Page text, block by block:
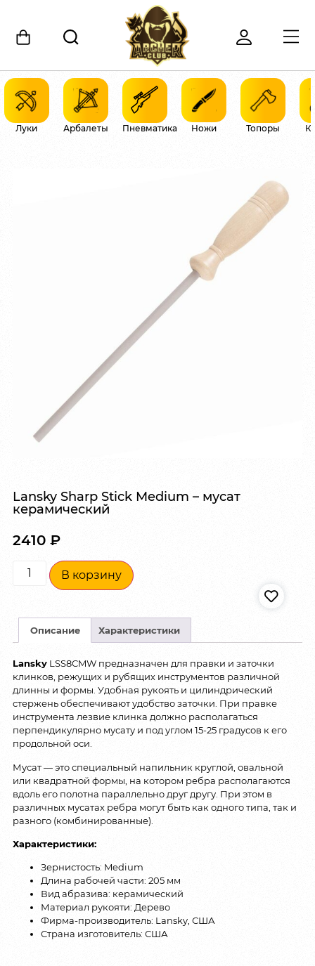
Луки Арбалеты Пневматика Ножи Топоры
Lansky Sharp Stick Medium – мусат
керамический
2410 ₽
В корзину
Описание Характеристики
Lansky LSS8CMW предназначен для правки и заточки
клинков, режущих и рубящих инструментов различной
длинны и формы. Удобная рукоять и цилиндрический
стержень обеспечивают удобство заточки. При правке
инструмента лезвие клинка должно располагаться
перпендикулярно мусату и под углом 15-25 градусов к его
продольной оси.
Мусат — это специальный напильник круглой, овальной
или квадратной формы, на котором ребра располагаются
вдоль его полотна параллельно друг другу. При этом в
различных мусатах ребра могут быть как одного типа, так и
разного (комбинированные).
Характеристики:
Зернистость: Medium
Длина рабочей части: 205 мм
Вид абразива: керамический
Материал рукояти: Дерево
Фирма-производитель: Lansky, США
Страна изготовитель: США